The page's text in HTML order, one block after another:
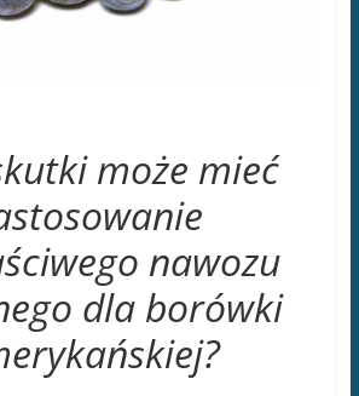
może mieć
nawozu
dla borówki